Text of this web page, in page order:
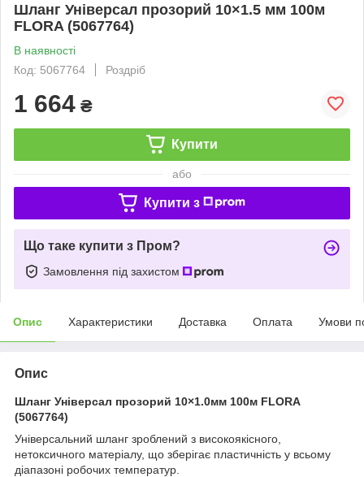
Шланг Універсал прозорий 10×1.5 мм 100м
FLORA (5067764)
В наявності
Код: 5067764
Роздріб
1 664 ₴
Купити
або
Купити з
Що таке купити з Пром?
Замовлення під захистом
Опис Характеристики Доставка Оплата Умови
Опис
Шланг Універсал прозорий 10×1.0мм 100м FLORA
(5067764)
Універсальний шланг зроблений з високоякісного,
нетоксичного матеріалу, що зберігає пластичність у всьому
діапазоні робочих температур.